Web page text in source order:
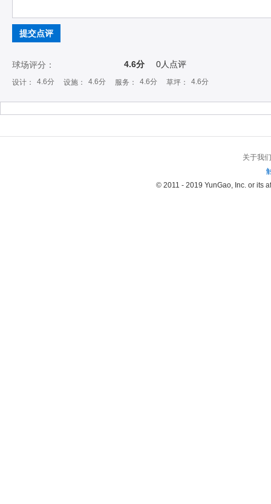
提交点评
球场评分： 4.6分 0人点评
设计： 4.6分 设施： 4.6分 服务： 4.6分 草坪： 4.6分
关于我们
© 2011 - 2019 YunGao, Inc. or its